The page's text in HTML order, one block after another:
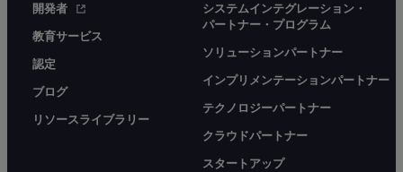
開発者
教育サービス
認定
ブログ
リソースライブラリー
システムインテグレーション・
パートナー・プログラム
ソリューションパートナー
インプリメンテーションパートナー
テクノロジーパートナー
クラウドパートナー
スタートアップ